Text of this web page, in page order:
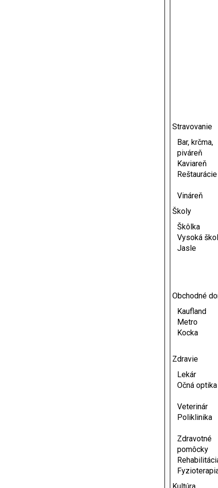
Stravovanie
Bar, krčma,
piváreň
Kaviareň
Reštaurácie
Vináreň
Školy
Škôlka
Vysoká
Jasle
Obchodné
Kaufland
Metro
Kocka
Zdravie
Lekár
Očná optika
Veterinár
Poliklinika
Zdravotné
pomôcky